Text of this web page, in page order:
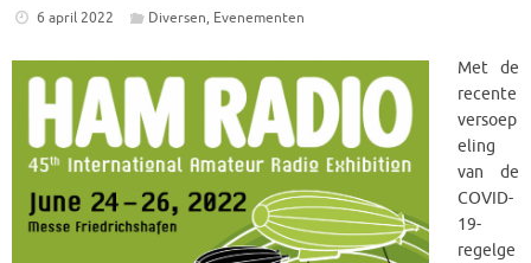
6 april 2022 Diversen, Evenementen
Met de
recente
versoep
eling
van de
COVID-
19-
regelge